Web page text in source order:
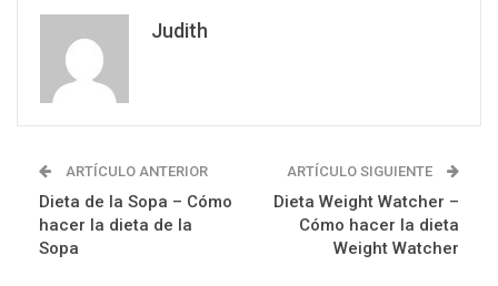
Judith
ARTÍCULO ANTERIOR
Dieta de la Sopa – Cómo
hacer la dieta de la
Sopa
ARTÍCULO SIGUIENTE
Dieta Weight Watcher –
Cómo hacer la dieta
Weight Watcher